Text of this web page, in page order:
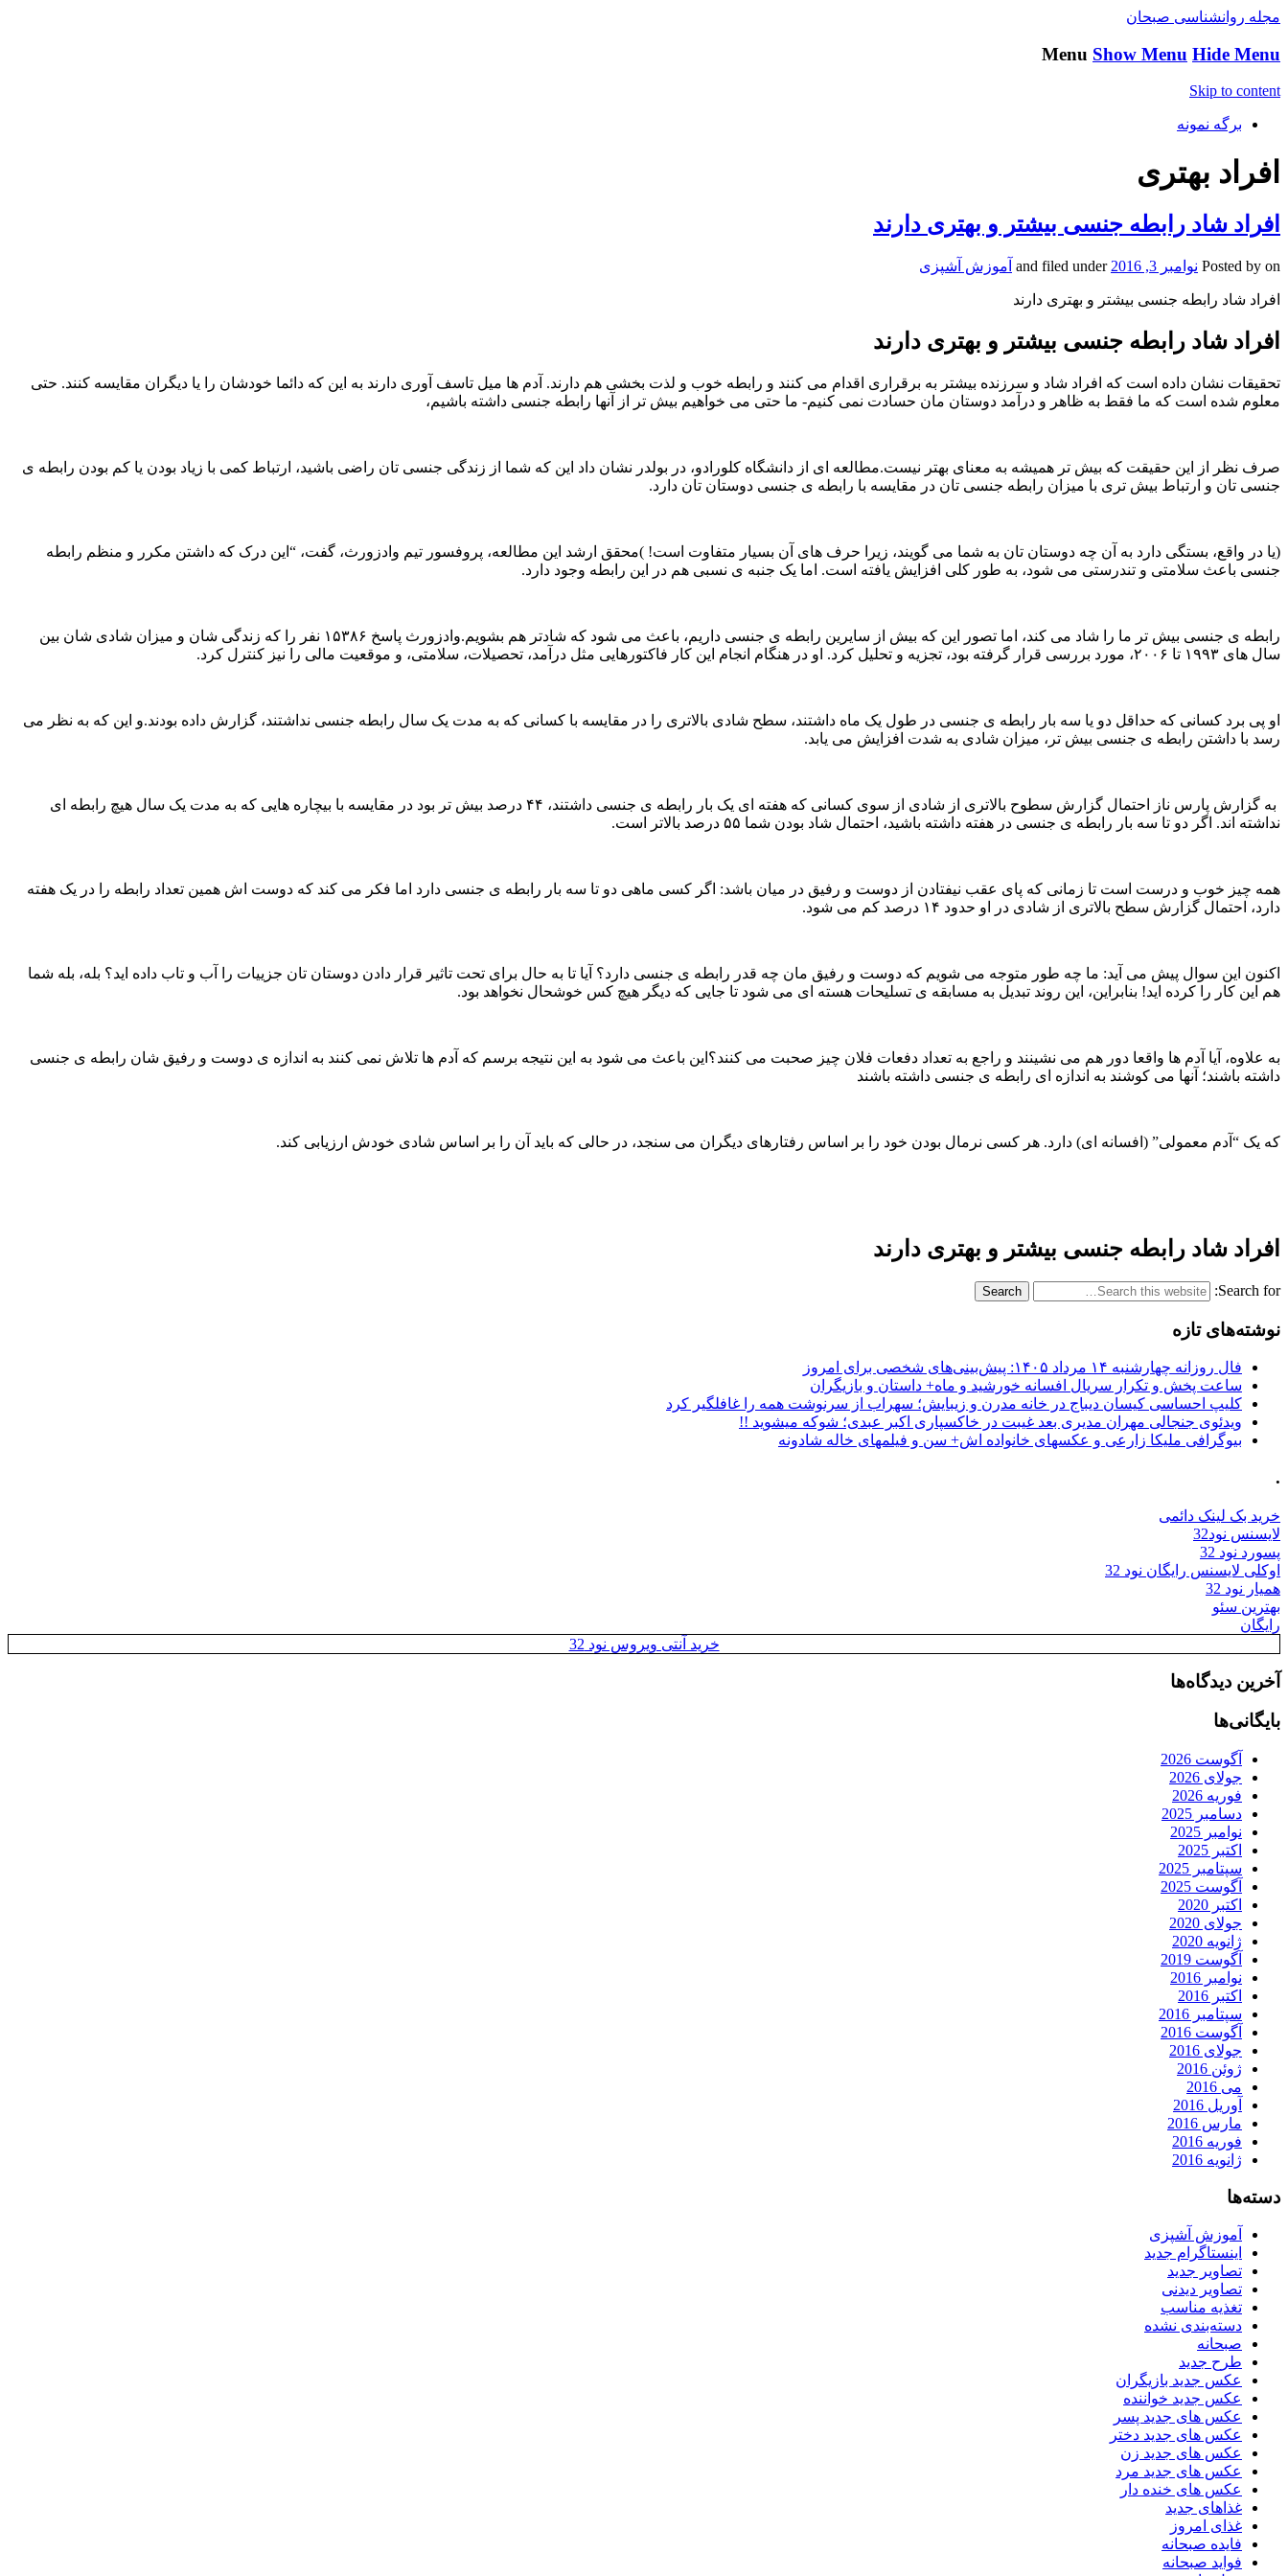
مجله روانشناسی صبحان
Menu Show Menu Hide Menu
Skip to content
برگه نمونه
افراد بهتری
افراد شاد رابطه جنسی بیشتر و بهتری دارند
Posted by on نوامبر 3, 2016 and filed under آموزش آشپزی
افراد شاد رابطه جنسی بیشتر و بهتری دارند
افراد شاد رابطه جنسی بیشتر و بهتری دارند
تحقیقات نشان داده است که افراد شاد و سرزنده بیشتر به برقراری اقدام می کنند و رابطه خوب و لذت بخشی هم دارند. آدم ها میل تاسف آوری دارند به این که دائما خودشان را یا دیگران مقایسه کنند. حتی
معلوم شده است که ما فقط به ظاهر و درآمد دوستان مان حسادت نمی کنیم- ما حتی می خواهیم بیش تر از آنها رابطه جنسی داشته باشیم،
صرف نظر از این حقیقت که بیش تر همیشه به معنای بهتر نیست.مطالعه ای از دانشگاه کلورادو، در بولدر نشان داد این که شما از زندگی جنسی تان راضی باشید، ارتباط کمی با زیاد بودن یا کم بودن رابطه ی
جنسی تان و ارتباط بیش تری با میزان رابطه جنسی تان در مقایسه با رابطه ی جنسی دوستان تان دارد.
(یا در واقع، بستگی دارد به آن چه دوستان تان به شما می گویند، زیرا حرف های آن بسیار متفاوت است! )محقق ارشد این مطالعه، پروفسور تیم وادزورث، گفت، “این درک که داشتن مکرر و منظم رابطه
جنسی باعث سلامتی و تندرستی می شود، به طور کلی افزایش یافته است. اما یک جنبه ی نسبی هم در این رابطه وجود دارد.
رابطه ی جنسی بیش تر ما را شاد می کند، اما تصور این که بیش از سایرین رابطه ی جنسی داریم، باعث می شود که شادتر هم بشویم.وادزورث پاسخ ۱۵۳۸۶ نفر را که زندگی شان و میزان شادی شان بین
سال های ۱۹۹۳ تا ۲۰۰۶، مورد بررسی قرار گرفته بود، تجزیه و تحلیل کرد. او در هنگام انجام این کار فاکتورهایی مثل درآمد، تحصیلات، سلامتی، و موقعیت مالی را نیز کنترل کرد.
او پی برد کسانی که حداقل دو یا سه بار رابطه ی جنسی در طول یک ماه داشتند، سطح شادی بالاتری را در مقایسه با کسانی که به مدت یک سال رابطه جنسی نداشتند، گزارش داده بودند.و این که به نظر می
رسد با داشتن رابطه ی جنسی بیش تر، میزان شادی به شدت افزایش می یابد.
به گزارش پارس ناز احتمال گزارش سطوح بالاتری از شادی از سوی کسانی که هفته ای یک بار رابطه ی جنسی داشتند، ۴۴ درصد بیش تر بود در مقایسه با بیچاره هایی که به مدت یک سال هیچ رابطه ای
نداشته اند. اگر دو تا سه بار رابطه ی جنسی در هفته داشته باشید، احتمال شاد بودن شما ۵۵ درصد بالاتر است.
همه چیز خوب و درست است تا زمانی که پای عقب نیفتادن از دوست و رفیق در میان باشد: اگر کسی ماهی دو تا سه بار رابطه ی جنسی دارد اما فکر می کند که دوست اش همین تعداد رابطه را در یک هفته
دارد، احتمال گزارش سطح بالاتری از شادی در او حدود ۱۴ درصد کم می شود.
اکنون این سوال پیش می آید: ما چه طور متوجه می شویم که دوست و رفیق مان چه قدر رابطه ی جنسی دارد؟ آیا تا به حال برای تحت تاثیر قرار دادن دوستان تان جزییات را آب و تاب داده اید؟ بله، بله شما
هم این کار را کرده اید! بنابراین، این روند تبدیل به مسابقه ی تسلیحات هسته ای می شود تا جایی که دیگر هیچ کس خوشحال نخواهد بود.
به علاوه، آیا آدم ها واقعا دور هم می نشینند و راجع به تعداد دفعات فلان چیز صحبت می کنند؟این باعث می شود به این نتیجه برسم که آدم ها تلاش نمی کنند به اندازه ی دوست و رفیق شان رابطه ی جنسی
داشته باشند؛ آنها می کوشند به اندازه ای رابطه ی جنسی داشته باشند
که یک “آدم معمولی” (افسانه ای) دارد. هر کسی نرمال بودن خود را بر اساس رفتارهای دیگران می سنجد، در حالی که باید آن را بر اساس شادی خودش ارزیابی کند.
افراد شاد رابطه جنسی بیشتر و بهتری دارند
Search for:
نوشته‌های تازه
فال روزانه چهارشنبه ۱۴ مرداد ۱۴۰۵: پیش‌بینی‌های شخصی برای امروز
ساعت پخش و تکرار سریال افسانه خورشید و ماه+ داستان و بازیگران
کلیپ احساسی کیسان دیباج در خانه مدرن و زیبایش؛ سهراب از سرنوشت همه را غافلگیر کرد
ویدئوی جنجالی مهران مدیری بعد غیبت در خاکسپاری اکبر عبدی؛ شوکه میشوید !!
بیوگرافی ملیکا زارعی و عکسهای خانواده اش+ سن و فیلمهای خاله شادونه
.
خرید بک لینک دائمی
لایسنس نود32
پسورد نود 32
اوکلی لایسنس رایگان نود 32
همیار نود 32
بهترین سئو
رایگان
خرید آنتی ویروس نود 32
آخرین دیدگاه‌ها
بایگانی‌ها
آگوست 2026
جولای 2026
فوریه 2026
دسامبر 2025
نوامبر 2025
اکتبر 2025
سپتامبر 2025
آگوست 2025
اکتبر 2020
جولای 2020
ژانویه 2020
آگوست 2019
نوامبر 2016
اکتبر 2016
سپتامبر 2016
آگوست 2016
جولای 2016
ژوئن 2016
می 2016
آوریل 2016
مارس 2016
فوریه 2016
ژانویه 2016
دسته‌ها
آموزش آشپزی
اینستاگرام جدید
تصاویر جدید
تصاویر دیدنی
تغذیه مناسب
دسته‌بندی نشده
صبحانه
طرح جدید
عکس جدید بازیگران
عکس جدید خواننده
عکس های جدید پسر
عکس های جدید دختر
عکس های جدید زن
عکس های جدید مرد
عکس های خنده دار
غذاهای جدید
غذای امروز
فایده صبحانه
فواید صبحانه